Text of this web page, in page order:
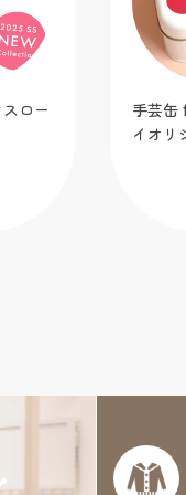
ロー
手芸缶
イオリ